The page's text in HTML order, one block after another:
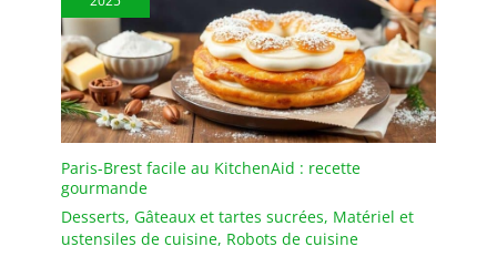
Paris-Brest facile au KitchenAid : recette
gourmande
Desserts, Gâteaux et tartes sucrées, Matériel et
ustensiles de cuisine, Robots de cuisine